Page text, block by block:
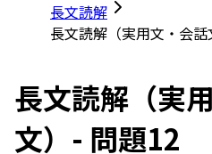
長文読解
長文読解（実用文・会
長文読解（実
文）- 問題12